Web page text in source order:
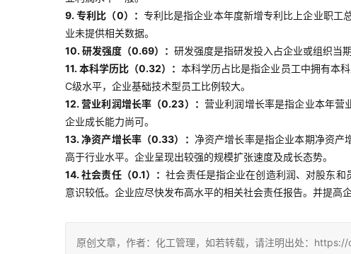
9. 专利比（0）： 专利比是指企业本年度新增专利比上企业职工
业未提供相关数据。
10. 研发强度（0.69）： 研发强度是指研发投入占企业或组织当
11. 本科学历比（0.32）：本科学历占比是指企业员工中拥有本
C级水平，企业基础技术型员工比例较大。
12. 营业利润增长率（0.23）： 营业利润增长率是指企业本年营
企业成长能力尚可。
13. 净资产增长率（0.33）： 净资产增长率是指企业本期净资产
高于行业水平。企业呈现出较强的规模扩张速度及成长态势。
14. 社会责任（0.1）：社会责任是指企业在创造利润、对股东
意识较低。企业应尽快发布高水平的相关社会责任报告。并提高
原创文章，作者：化工管理，如若转载，请注明出处：